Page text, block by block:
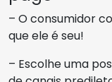
– O consumidor
que ele é seu!
– Escolhe uma